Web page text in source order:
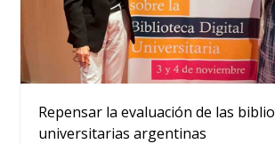
Repensar la evaluación de las
universitarias argentinas